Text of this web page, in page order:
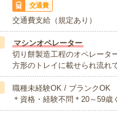
交通費
交通費支給（規定あり）
マシンオペレーター
切り餅製造工程のオペレータ
方形のトレイに載せられ流れ
職種未経験OK / ブランクOK
＊資格・経験不問＊20～59